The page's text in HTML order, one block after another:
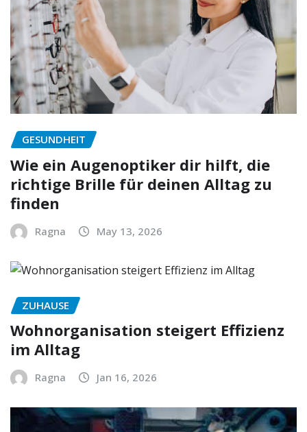
GESUNDHEIT
Wie ein Augenoptiker dir hilft, die
richtige Brille für deinen Alltag zu
finden
Ragna May 13, 2026
ZUHAUSE
Wohnorganisation steigert Effizienz
im Alltag
Ragna Jan 16, 2026